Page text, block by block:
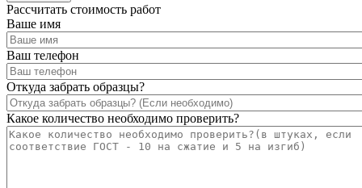
Рассчитать стоимость работ
Ваше имя
Ваш телефон
Откуда забрать образцы?
Какое количество необходимо проверить?